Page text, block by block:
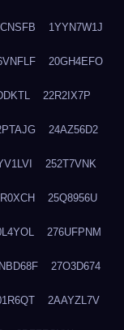
1YYN7W1J
20GH4EFO
22R2IX7P
24AZ56D2
252T7VNK
25Q8956U
276UFPNM
27O3D674
2AAYZL7V